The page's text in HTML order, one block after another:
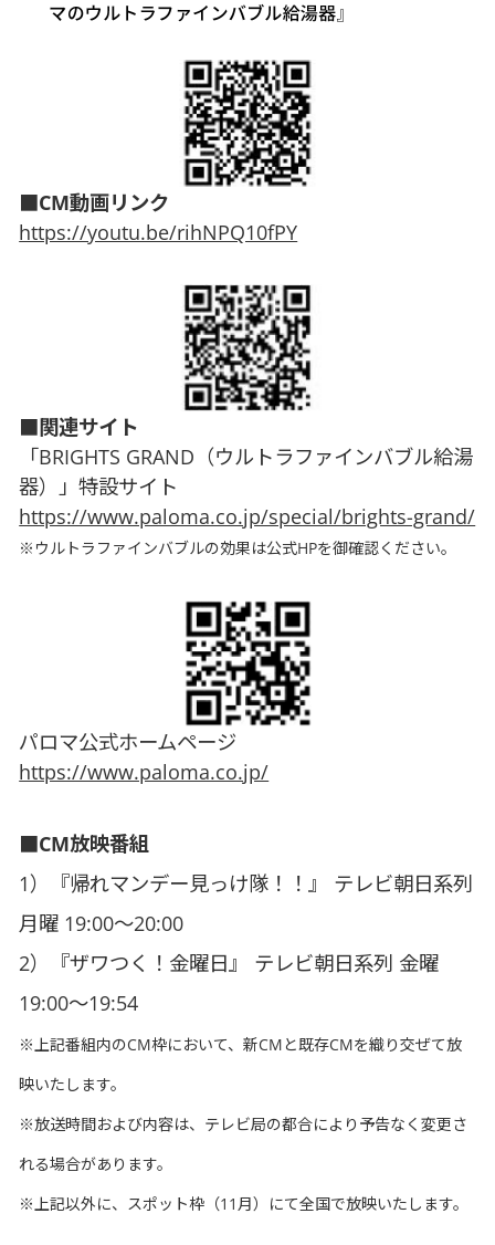
■CM動画リンク
https://youtu.be/rihNPQ10fPY
■関連サイト
「BRIGHTS GRAND（ウルトラファインバブル給湯
器）」特設サイト
https://www.paloma.co.jp/special/brights-grand/
※ウルトラファインバブルの効果は公式HPを御確認ください。
パロマ公式ホームページ
https://www.paloma.co.jp/
■CM放映番組
1）『帰れマンデー見っけ隊！！』 テレビ朝日系列
月曜 19:00～20:00
2）『ザワつく！金曜日』 テレビ朝日系列 金曜
19:00～19:54
※上記番組内のCM枠において、新CMと既存CMを織り交ぜて放
映いたします。
※放送時間および内容は、テレビ局の都合により予告なく変更さ
れる場合があります。
※上記以外に、スポット枠（11月）にて全国で放映いたします。